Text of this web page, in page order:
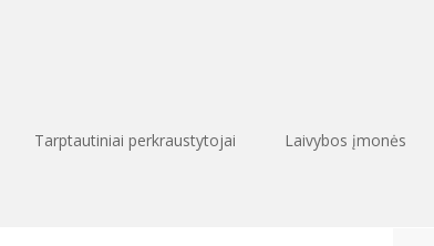
Tarptautiniai perkraustytojai Laivybos įmonės